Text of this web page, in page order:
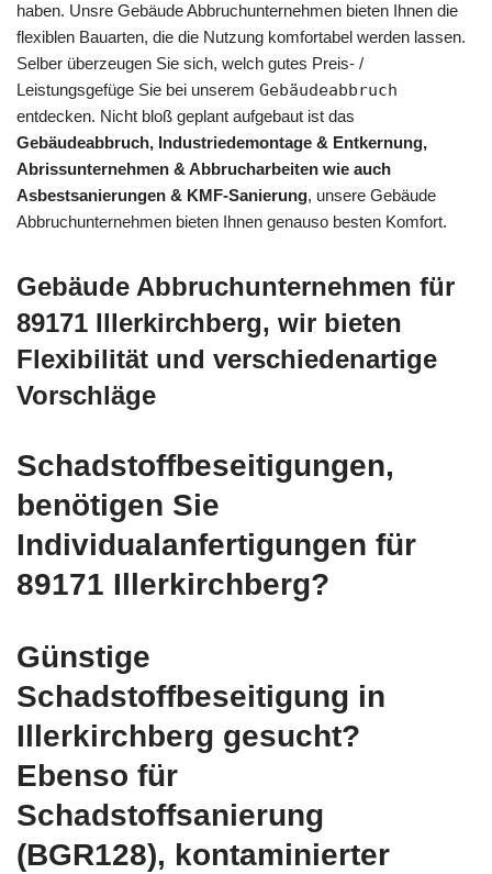
haben. Unsre Gebäude Abbruchunternehmen bieten Ihnen die
flexiblen Bauarten, die die Nutzung komfortabel werden lassen.
Selber überzeugen Sie sich, welch gutes Preis- /
Leistungsgefüge Sie bei unserem Gebäudeabbruch
entdecken. Nicht bloß geplant aufgebaut ist das
Gebäudeabbruch, Industriedemontage & Entkernung,
Abrissunternehmen & Abbrucharbeiten wie auch
Asbestsanierungen & KMF-Sanierung, unsere Gebäude
Abbruchunternehmen bieten Ihnen genauso besten Komfort.
Gebäude Abbruchunternehmen für
89171 Illerkirchberg, wir bieten
Flexibilität und verschiedenartige
Vorschläge
Schadstoffbeseitigungen,
benötigen Sie
Individualanfertigungen für
89171 Illerkirchberg?
Günstige
Schadstoffbeseitigung in
Illerkirchberg gesucht?
Ebenso für
Schadstoffsanierung
(BGR128), kontaminierter